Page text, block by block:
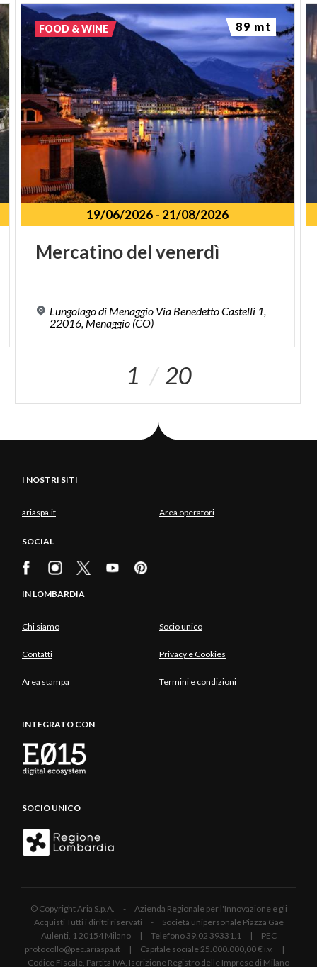
19/06/2026- 21/08/2026
Mercatinodelvenerdì
Lungolago di Menaggio Via Benedetto Castelli 1,
22016, Menaggio (CO)
FOOD & WINE 89 mt
1 20
I NOSTRI SITI
ariaspa.it Area operatori
SOCIAL
IN LOMBARDIA
Chi siamo Socio unico
Contatti Privacy e Cookies
Area stampa Termini e condizioni
INTEGRATO CON
SOCIO UNICO
© Copyright Aria S.p.A. - Azienda Regionale per l'Innovazione e gli
Acquisti Tutti i diritti riservati - Società unipersonale Piazza Gae
Aulenti, 1 20154 Milano | Telefono 39.02 39331.1 | PEC
protocollo@pec.ariaspa.it | Capitale sociale 25.000.000,00 € i.v. |
Codice Fiscale, Partita IVA, Iscrizione Registro delle Imprese di Milano